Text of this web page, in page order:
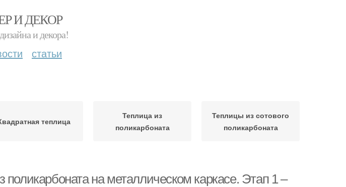
И ДЕКОР
и декора!
статьи
теплица
Теплица из
поликарбоната
Теплицы из сотового
поликарбоната
поликарбоната на металлическом каркасе. Этап 1 –